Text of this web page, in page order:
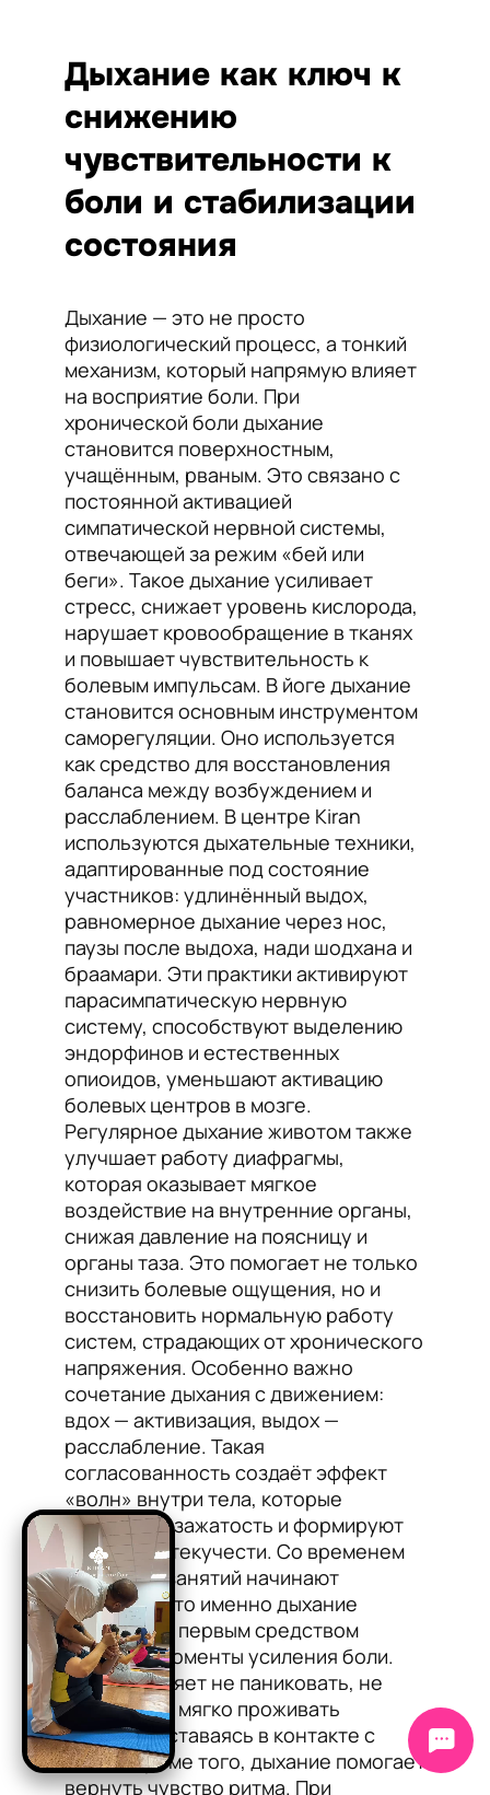
Дыхание как ключ к
снижению
чувствительности к
боли и стабилизации
состояния
Дыхание — это не просто
физиологический процесс, а тонкий
механизм, который напрямую влияет
на восприятие боли. При
хронической боли дыхание
становится поверхностным,
учащённым, рваным. Это связано с
постоянной активацией
симпатической нервной системы,
отвечающей за режим «бей или
беги». Такое дыхание усиливает
стресс, снижает уровень кислорода,
нарушает кровообращение в тканях
и повышает чувствительность к
болевым импульсам. В йоге дыхание
становится основным инструментом
саморегуляции. Оно используется
как средство для восстановления
баланса между возбуждением и
расслаблением. В центре Kiran
используются дыхательные техники,
адаптированные под состояние
участников: удлинённый выдох,
равномерное дыхание через нос,
паузы после выдоха, нади шодхана и
браамари. Эти практики активируют
парасимпатическую нервную
систему, способствуют выделению
эндорфинов и естественных
опиоидов, уменьшают активацию
болевых центров в мозге.
Регулярное дыхание животом также
улучшает работу диафрагмы,
которая оказывает мягкое
воздействие на внутренние органы,
снижая давление на поясницу и
органы таза. Это помогает не только
снизить болевые ощущения, но и
восстановить нормальную работу
систем, страдающих от хронического
напряжения. Особенно важно
сочетание дыхания с движением:
вдох — активизация, выдох —
расслабление. Такая
согласованность создаёт эффект
«волн» внутри тела, которые
вытесняют зажатость и формируют
ощущение текучести. Со временем
участники занятий начинают
замечать, что именно дыхание
становится первым средством
помощи в моменты усиления боли.
Оно позволяет не паниковать, не
замирать, а мягко проживать
вспышку, оставаясь в контакте с
собой. Кроме того, дыхание помогает
вернуть чувство ритма. При